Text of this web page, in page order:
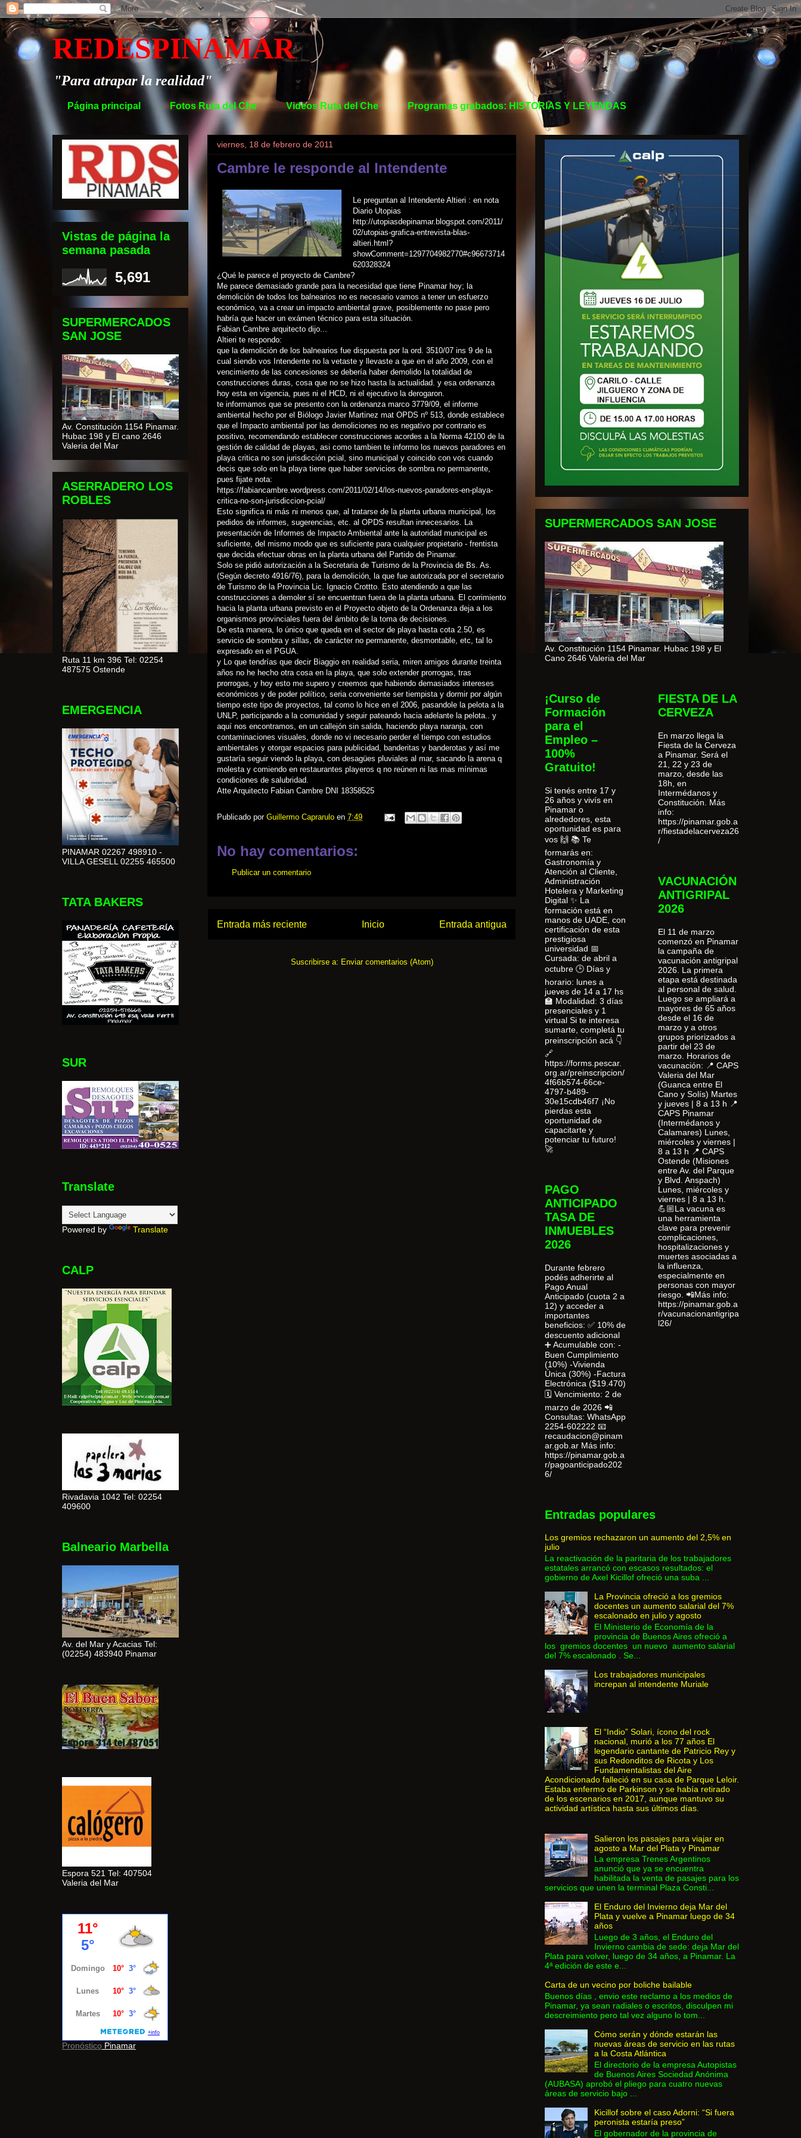
REDESPINAMAR
"Para atrapar la realidad"
Página principal Fotos Ruta del Che Videos Ruta del Che Programas grabados: HISTORIAS Y LEYENDAS
viernes, 18 de febrero de 2011
Cambre le responde al Intendente
Le preguntan al Intendente Altieri : en nota
Diario Utopias
http://utopiasdepinamar.blogspot.com/2011/
02/utopias-grafica-entrevista-blas-
altieri.html?
showComment=1297704982770#c96673714
620328324
¿Qué le parece el proyecto de Cambre?
Me parece demasiado grande para la necesidad que tiene Pinamar hoy; la
demolición de todos los balnearios no es necesario vamos a tener un esfuerzo
económico, va a crear un impacto ambiental grave, posiblemente no pase pero
habría que hacer un exámen técnico para esta situación.
Fabian Cambre arquitecto dijo...
Altieri te respondo:
que la demolición de los balnearios fue dispuesta por la ord. 3510/07 ins 9 de la
cual siendo vos Intendente no la vetaste y llevaste a que en el año 2009, con el
vencimiento de las concesiones se debería haber demolido la totalidad de
construcciones duras, cosa que no se hizo hasta la actualidad. y esa ordenanza
hoy esta en vigencia, pues ni el HCD, ni el ejecutivo la derogaron.
te informamos que se presento con la ordenanza marco 3779/09, el informe
ambiental hecho por el Biólogo Javier Martinez mat OPDS nº 513, donde establece
que el Impacto ambiental por las demoliciones no es negativo por contrario es
positivo, recomendando establecer construcciones acordes a la Norma 42100 de la
gestión de calidad de playas, asi como tambien te informo los nuevos paradores en
playa critica no son jurisdicción pcial, sino municipal y coincido con vos cuando
decis que solo en la playa tiene que haber servicios de sombra no permanente,
pues fijate nota:
https://fabiancambre.wordpress.com/2011/02/14/los-nuevos-paradores-en-playa-
critica-no-son-jurisdiccion-pcial/
Esto significa ni más ni menos que, al tratarse de la planta urbana municipal, los
pedidos de informes, sugerencias, etc. al OPDS resultan innecesarios. La
presentación de Informes de Impacto Ambiental ante la autoridad municipal es
suficiente, del mismo modo que es suficiente para cualquier propietario - frentista
que decida efectuar obras en la planta urbana del Partido de Pinamar.
Solo se pidió autorización a la Secretaria de Turismo de la Provincia de Bs. As.
(Según decreto 4916/76), para la demolición, la que fue autorizada por el secretario
de Turismo de la Provincia Lic. Ignacio Crottto. Esto atendiendo a que las
construcciones a demoler sí se encuentran fuera de la planta urbana. El corrimiento
hacia la planta urbana previsto en el Proyecto objeto de la Ordenanza deja a los
organismos provinciales fuera del ámbito de la toma de decisiones.
De esta manera, lo único que queda en el sector de playa hasta cota 2.50, es
servicio de sombra y sillas, de carácter no permanente, desmontable, etc, tal lo
expresado en el PGUA.
y Lo que tendrías que decir Biaggio en realidad seria, miren amigos durante treinta
años no he hecho otra cosa en la playa, que solo extender prorrogas, tras
prorrogas, y hoy esto me supero y creemos que habiendo demasiados intereses
económicos y de poder político, seria conveniente ser tiempista y dormir por algún
tiempo este tipo de proyectos, tal como lo hice en el 2006, pasandole la pelota a la
UNLP, participando a la comunidad y seguir pateando hacia adelante la pelota.. y
aquí nos encontramos, en un callejón sin salida, haciendo playa naranja, con
contaminaciones visuales, donde no vi necesario perder el tiempo con estudios
ambientales y otorgar espacios para publicidad, banderitas y banderotas y así me
gustaría seguir viendo la playa, con desagües pluviales al mar, sacando la arena q
molesta y comiendo en restaurantes playeros q no reúnen ni las mas mínimas
condiciones de salubridad.
Atte Arquitecto Fabian Cambre DNI 18358525
Publicado por Guillermo Caprarulo en 7:49
No hay comentarios:
Publicar un comentario
Entrada más reciente Entrada antigua
Inicio
Suscribirse a: Enviar comentarios (Atom)
Vistas de página la
semana pasada
5,691
SUPERMERCADOS
SAN JOSE
Av. Constitución 1154 Pinamar.
Hubac 198 y El cano 2646
Valeria del Mar
ASERRADERO LOS
ROBLES
Ruta 11 km 396 Tel: 02254
487575 Ostende
EMERGENCIA
PINAMAR 02267 498910 -
VILLA GESELL 02255 465500
TATA BAKERS
SUR
Translate
Powered by Translate
CALP
Rivadavia 1042 Tel: 02254
409600
Balneario Marbella
Av. del Mar y Acacias Tel:
(02254) 483940 Pinamar
Espora 521 Tel: 407504
Valeria del Mar
Pronóstico Pinamar
SUPERMERCADOS SAN JOSE
Av. Constitución 1154 Pinamar. Hubac 198 y El
Cano 2646 Valeria del Mar
¡Curso de
Formación
para el
Empleo –
100%
Gratuito!
Si tenés entre 17 y
26 años y vivís en
Pinamar o
alrededores, esta
oportunidad es para
vos 🙌 📚 Te
formarás en:
Gastronomía y
Atención al Cliente,
Administración
Hotelera y Marketing
Digital ✨ La
formación está en
manos de UADE, con
certificación de esta
prestigiosa
universidad 📅
Cursada: de abril a
octubre 🕒 Días y
horario: lunes a
jueves de 14 a 17 hs
🏫 Modalidad: 3 días
presenciales y 1
virtual Si te interesa
sumarte, completá tu
preinscripción acá 👇
🔗
https://forms.pescar.
org.ar/preinscripcion/
4f66b574-66ce-
4797-b489-
30e15cdb46f7 ¡No
pierdas esta
oportunidad de
capacitarte y
potenciar tu futuro!
🚀
PAGO
ANTICIPADO
TASA DE
INMUEBLES
2026
Durante febrero
podés adherirte al
Pago Anual
Anticipado (cuota 2 a
12) y acceder a
importantes
beneficios: ✅ 10% de
descuento adicional
➕ Acumulable con: -
Buen Cumplimiento
(10%) -Vivienda
Única (30%) -Factura
Electrónica ($19.470)
🗓 Vencimiento: 2 de
marzo de 2026 📲
Consultas: WhatsApp
2254-602222 📧
recaudacion@pinam
ar.gob.ar Más info:
https://pinamar.gob.a
r/pagoanticipado202
6/
FIESTA DE LA
CERVEZA
En marzo llega la
Fiesta de la Cerveza
a Pinamar. Será el
21, 22 y 23 de
marzo, desde las
18h, en
Intermédanos y
Constitución. Más
info:
https://pinamar.gob.a
r/fiestadelacerveza26
/
VACUNACIÓN
ANTIGRIPAL
2026
El 11 de marzo
comenzó en Pinamar
la campaña de
vacunación antigripal
2026. La primera
etapa está destinada
al personal de salud.
Luego se ampliará a
mayores de 65 años
desde el 16 de
marzo y a otros
grupos priorizados a
partir del 23 de
marzo. Horarios de
vacunación: 📍 CAPS
Valeria del Mar
(Guanca entre El
Cano y Solís) Martes
y jueves | 8 a 13 h 📍
CAPS Pinamar
(Intermédanos y
Calamares) Lunes,
miércoles y viernes |
8 a 13 h 📍 CAPS
Ostende (Misiones
entre Av. del Parque
y Blvd. Anspach)
Lunes, miércoles y
viernes | 8 a 13 h.
💪🏼La vacuna es
una herramienta
clave para prevenir
complicaciones,
hospitalizaciones y
muertes asociadas a
la influenza,
especialmente en
personas con mayor
riesgo. 📲Más info:
https://pinamar.gob.a
r/vacunacionantigripa
l26/
Entradas populares
Los gremios rechazaron un aumento del 2,5% en
julio
La reactivación de la paritaria de los trabajadores
estatales arrancó con escasos resultados: el
gobierno de Axel Kicillof ofreció una suba ...
La Provincia ofreció a los gremios
docentes un aumento salarial del 7%
escalonado en julio y agosto
El Ministerio de Economía de la
provincia de Buenos Aires ofreció a
los gremios docentes un nuevo aumento salarial
del 7% escalonado . Se...
Los trabajadores municipales
increpan al intendente Muriale
El “Indio” Solari, ícono del rock
nacional, murió a los 77 años El
legendario cantante de Patricio Rey y
sus Redonditos de Ricota y Los
Fundamentalistas del Aire
Acondicionado falleció en su casa de Parque Leloir.
Estaba enfermo de Parkinson y se había retirado
de los escenarios en 2017, aunque mantuvo su
actividad artística hasta sus últimos días.
Salieron los pasajes para viajar en
agosto a Mar del Plata y Pinamar
La empresa Trenes Argentinos
anunció que ya se encuentra
habilitada la venta de pasajes para los
servicios que unen la terminal Plaza Consti...
El Enduro del Invierno deja Mar del
Plata y vuelve a Pinamar luego de 34
años
Luego de 3 años, el Enduro del
Invierno cambia de sede: deja Mar del
Plata para volver, luego de 34 años, a Pinamar. La
4ª edición de este e...
Carta de un vecino por boliche bailable
Buenos días , envio este reclamo a los medios de
Pinamar, ya sean radiales o escritos, disculpen mi
descreimiento pero tal vez alguno lo tom...
Cómo serán y dónde estarán las
nuevas áreas de servicio en las rutas
a la Costa Atlántica
El directorio de la empresa Autopistas
de Buenos Aires Sociedad Anónima
(AUBASA) aprobó el pliego para cuatro nuevas
áreas de servicio bajo ...
Kicillof sobre el caso Adorni: “Si fuera
peronista estaría preso”
El gobernador de la provincia de